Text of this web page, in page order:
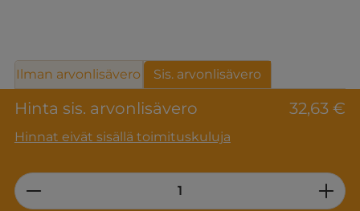
Hinta sis. arvonlisävero 32,63 €
Hinnat eivät sisällä toimituskuluja
Ilman arvonlisävero Sis. arvonlisävero
Product Quantity: Enter the desired